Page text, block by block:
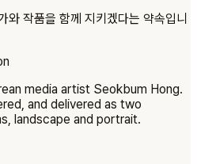
와 작품을 함께 지키겠다는 약속입니
media artist Seokbum Hong.
and delivered as two
landscape and portrait.